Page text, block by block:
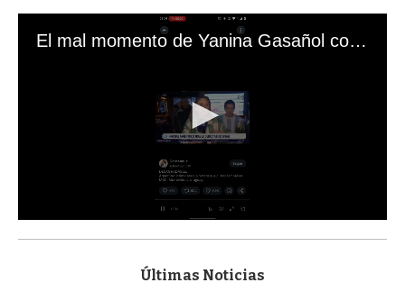
El mal momento de Yanina Gasañol con un hincha argentino en "Subrayado"
s
Últimas Noticias